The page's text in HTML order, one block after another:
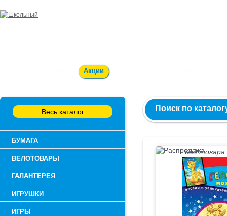
Акции
Весь каталог
БУМАГА
ВЕЛОТОВАРЫ
ГАЛАНТЕРЕЯ
ИГРУШКИ
ИГРЫ
Поиск по
Код